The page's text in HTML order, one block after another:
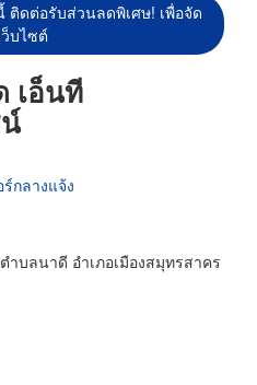
ติดต่อรับส่วนลดพิเศษ! เพื่อจัด
บไซต์
เอ็นที
กลางแจ้ง
บลนาดี อำเภอเมืองสมุทรสาคร